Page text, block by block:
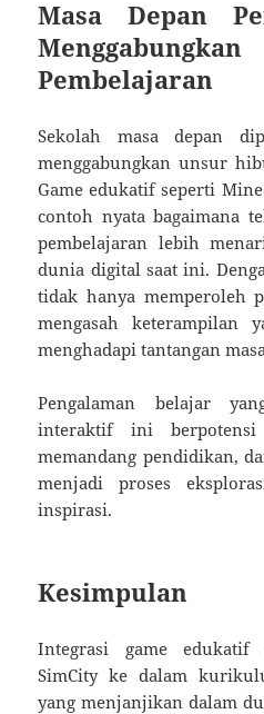
Masa Depan
Pembelajaran
Sekolah masa depan
menggabungkan unsur
Game edukatif seperti
contoh nyata bagaimana
pembelajaran lebih
dunia digital saat ini.
tidak hanya memperoleh
mengasah keterampilan
menghadapi tantangan
Pengalaman belajar
interaktif ini
memandang pendidikan,
menjadi proses
inspirasi.
Kesimpulan
Integrasi game
SimCity ke dalam
yang menjanjikan dalam